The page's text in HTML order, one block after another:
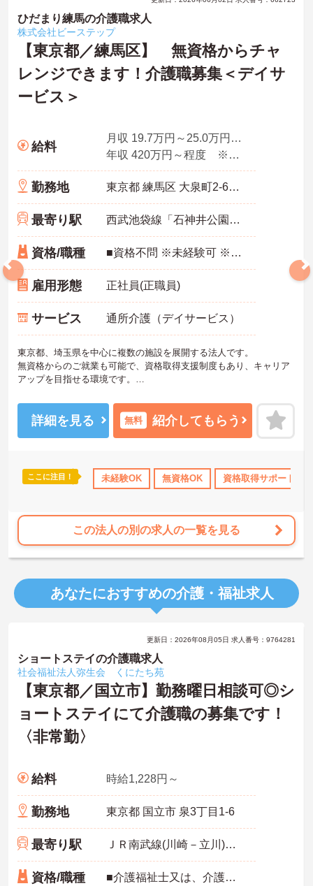
ンクOK 資格取得サポート 産休･育休･介護休暇取得実績あり
ひだまり練馬の介護職求人
株式会社ビーステップ
【東京都／練馬区】 無資格からチャ
レンジできます！介護職募集＜デイサ
ービス＞
給料
月収 19.7万円～25.0万円程度（夜勤・諸手当込）※無資格モデル
年収 420万円～程度 ※入社2年目モデル
勤務地 東京都 練馬区 大泉町2-62-11
最寄り駅 西武池袋線「石神井公園駅」バス・車19分
資格/職種 ■資格不問 ※未経験可 ※普通自動車免許（ＡＴ限定可） ※夜勤勤務が可能な方歓迎
雇用形態 正社員(正職員)
サービス 通所介護（デイサービス）
東京都、埼玉県を中心に複数の施設を展開する法人です。
無資格からのご就業も可能で、資格取得支援制度もあり、キャリア
アップを目指せる環境です。
との両立もしやすいです。
ご興味のある方は是非お気軽にお問い合わせください。
詳細を見る 無料 紹介してもらう
ここに注目！ 未経験OK 無資格OK 資格取得サポート
この法人の別の求人の一覧を見る
あなたにおすすめの介護・福祉求人
更新日：2026年08月05日 求人番号：9764281
ショートステイの介護職求人
社会福祉法人弥生会 くにたち苑
【東京都／国立市】勤務曜日相談可◎シ
ョートステイにて介護職の募集です！
〈非常勤〉
給料 時給1,228円～
勤務地 東京都 国立市 泉3丁目1-6
最寄り駅 ＪＲ南武線(川崎－立川)「矢川駅」徒歩13分
資格/職種 ■介護福祉士又は、介護職員初任者研修（ホームヘルパー2級） ■無資格も可